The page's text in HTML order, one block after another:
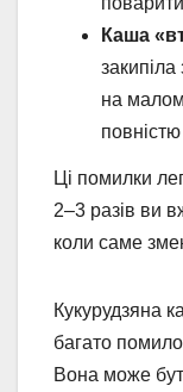
Каша
на
Ці помилки
2–3 разів ви
коли саме
Кукурудзяна
багато
Вона може